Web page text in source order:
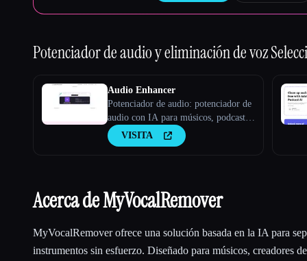
Potenciador de audio y eliminación de voz
Audio Enhancer
Potenciador de audio: potenciador de
audio con IA para músicos, podcasts,
entrevistas y más.
VISITA
Acerca de MyVocalRemover
MyVocalRemover ofrece una solución basada en la IA para
instrumentos sin esfuerzo. Diseñado para músicos, creadores